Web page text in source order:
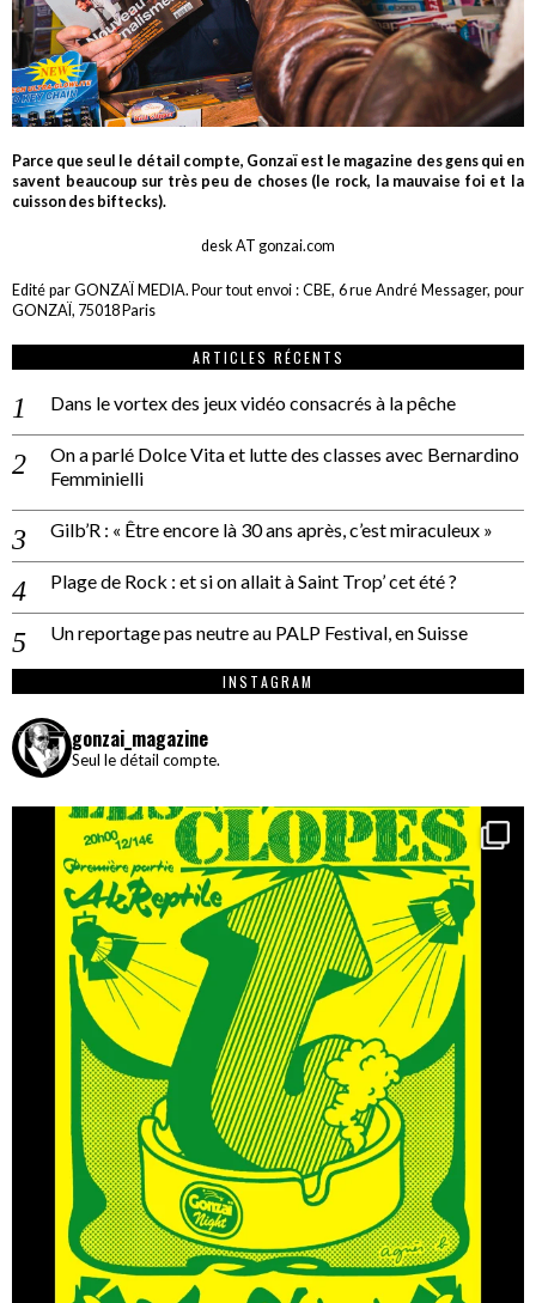
Parce que seul le détail compte, Gonzaï est le magazine des gens qui en
savent beaucoup sur très peu de choses (le rock, la mauvaise foi et la
cuisson des biftecks).
desk AT gonzai.com
Edité par GONZAÏ MEDIA. Pour tout envoi : CBE, 6 rue André Messager, pour
GONZAÏ, 75018 Paris
ARTICLES RÉCENTS
Dans le vortex des jeux vidéo consacrés à la pêche
On a parlé Dolce Vita et lutte des classes avec Bernardino
Femminielli
Gilb’R : « Être encore là 30 ans après, c’est miraculeux »
Plage de Rock : et si on allait à Saint Trop’ cet été ?
Un reportage pas neutre au PALP Festival, en Suisse
INSTAGRAM
gonzai_magazine
Seul le détail compte.